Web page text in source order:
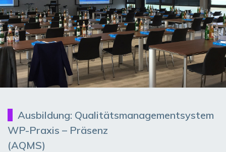
Ausbildung: Qualitätsmanagementsystem
WP-Praxis – Präsenz
(AQMS)